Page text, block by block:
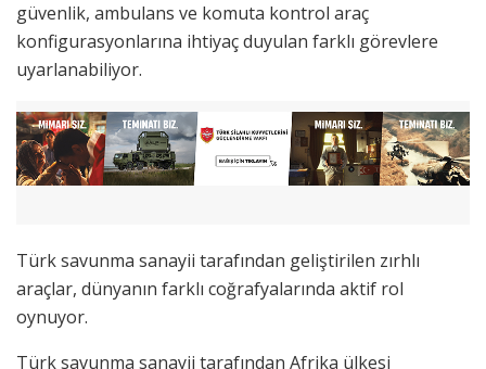
güvenlik, ambulans ve komuta kontrol araç
konfigurasyonlarına ihtiyaç duyulan farklı görevlere
uyarlanabiliyor.
Türk savunma sanayii tarafından geliştirilen zırhlı
araçlar, dünyanın farklı coğrafyalarında aktif rol
oynuyor.
Türk savunma sanayii tarafından Afrika ülkesi